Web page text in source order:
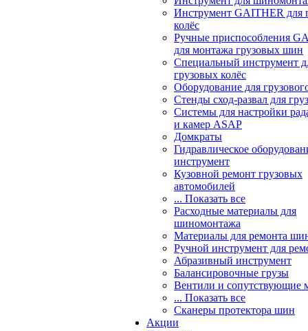
Инструмент GAITHER для
колёс
Ручные приспособления
для монтажа грузовых шин
Специальный инструмент
грузовых колёс
Оборудование для
Стенды сход-развал для
Системы для настройки
и камер ASAP
Домкраты
Гидравлическое
инструмент
Кузовной ремонт грузовых
автомобилей
... Показать все
Расходные материалы для
шиномонтажа
Материалы для ремонта
Ручной инструмент для
Абразивный инструмент
Балансировочные грузы
Вентили и сопутствующие
... Показать все
Сканеры протектора шин
Акции